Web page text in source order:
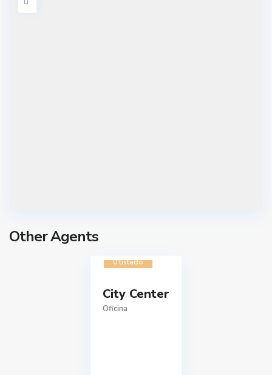
Other Agents
0 listado
City Center
Oficina